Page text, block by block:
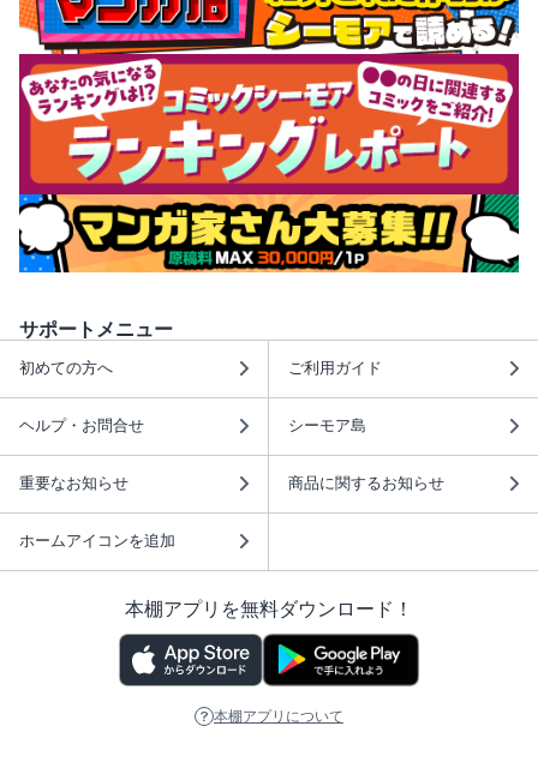
サポートメニュー
初めての方へ ご利用ガイド
ヘルプ・お問合せ シーモア島
重要なお知らせ 商品に関するお知らせ
ホームアイコンを追加
本棚アプリを無料ダウンロード！
本棚アプリについて